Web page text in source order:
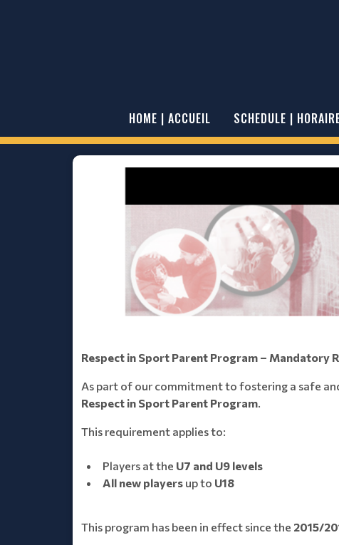
HOME | ACCUEIL SCHEDULE |
Respect in Sport Parent Program – Mandatory
As part of our commitment to fostering a safe
Respect in Sport Parent Program.
This requirement applies to:
Players at the U7 and U9 levels
All new players up to U18
This program has been in effect since the 2015/